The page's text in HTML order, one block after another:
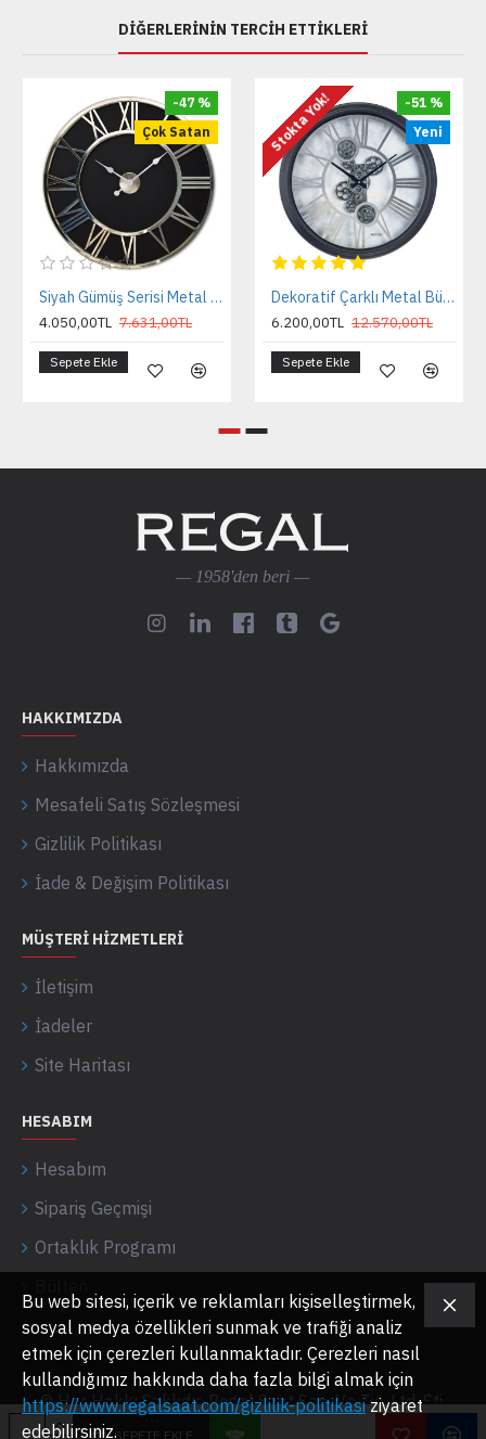
SEPETE EKLE
DIĞERLERININ TERCIH ETTIKLERI
Çok Satan
-47 %
Siyah Gümüş Serisi Metal Duvar Saati
4.050,00TL 7.631,00TL
Sepete Ekle
Yeni
-51 %
Stokta Yok!
Dekoratif Çarklı Metal Büyük Boy Duvar Saati
6.200,00TL 12.570,00TL
Sepete Ekle
— 1958'den beri —
HAKKIMIZDA
Hakkımızda
Mesafeli Satış Sözleşmesi
Gizlilik Politikası
İade & Değişim Politikası
MÜŞTERI HIZMETLERI
İletişim
İadeler
Site Haritası
HESABIM
Hesabım
Sipariş Geçmişi
Ortaklık Programı
© Her Hakkı Saklıdır. Regal Saat San. Ve Tic. Ltd. Şti.
Bu web sitesi, içerik ve reklamları kişiselleştirmek,
sosyal medya özellikleri sunmak ve trafiği analiz
etmek için çerezleri kullanmaktadır. Çerezleri nasıl
kullandığımız hakkında daha fazla bilgi almak için
https://www.regalsaat.com/gizlilik-politikasiziyaret
edebilirsiniz.